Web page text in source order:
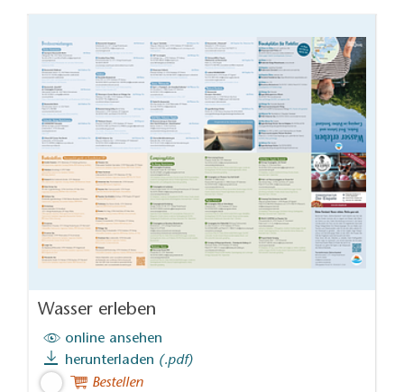
Wasser erleben
online ansehen
herunterladen (.pdf)
Bestellen